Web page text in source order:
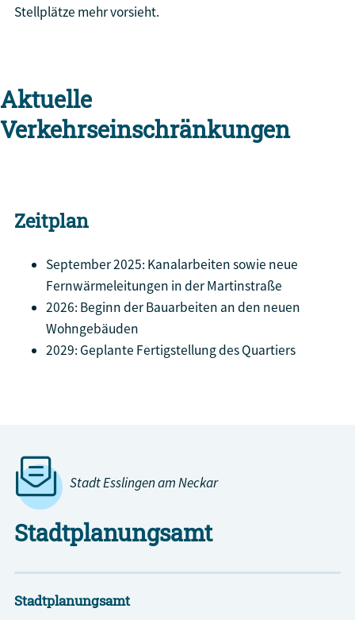
Stellplätze mehr vorsieht.
Aktuelle
Verkehrseinschränkungen
Zeitplan
September 2025: Kanalarbeiten sowie neue
Fernwärmeleitungen in der Martinstraße
2026: Beginn der Bauarbeiten an den neuen
Wohngebäuden
2029: Geplante Fertigstellung des Quartiers
Stadt Esslingen am Neckar
Stadtplanungsamt
Stadtplanungsamt